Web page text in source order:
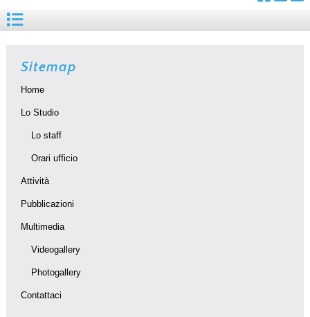
Sitemap
Home
Lo Studio
Lo staff
Orari ufficio
Attività
Pubblicazioni
Multimedia
Videogallery
Photogallery
Contattaci